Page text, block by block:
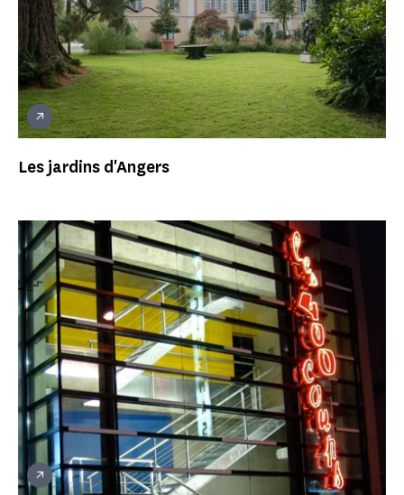
Les jardins d'Angers